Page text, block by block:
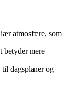
atmosfære, som
betyder mere
dagsplaner og